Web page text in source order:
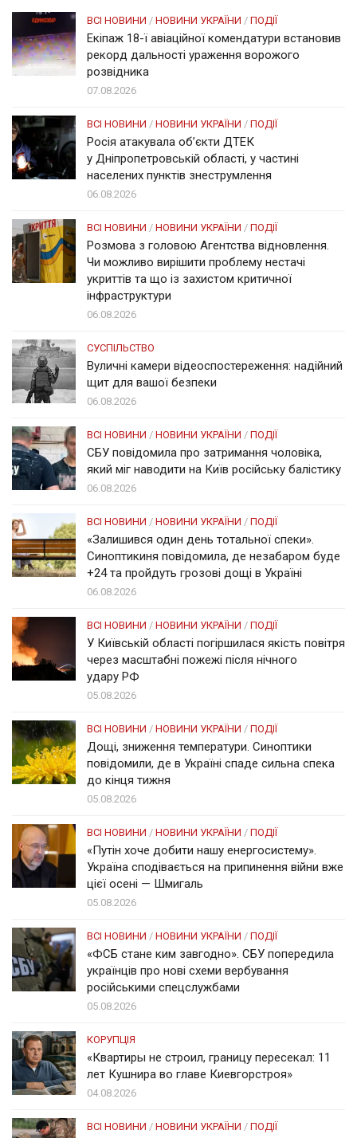
ВСІ НОВИНИ / НОВИНИ УКРАЇНИ / ПОДІЇ
Екіпаж 18-ї авіаційної комендатури встановив
рекорд дальності ураження ворожого
розвідника
07.08.2026
ВСІ НОВИНИ / НОВИНИ УКРАЇНИ / ПОДІЇ
Росія атакувала об’єкти ДТЕК
у Дніпропетровській області, у частині
населених пунктів знеструмлення
06.08.2026
ВСІ НОВИНИ / НОВИНИ УКРАЇНИ / ПОДІЇ
Розмова з головою Агентства відновлення.
Чи можливо вирішити проблему нестачі
укриттів та що із захистом критичної
інфраструктури
06.08.2026
СУСПІЛЬСТВО
Вуличні камери відеоспостереження: надійний
щит для вашої безпеки
06.08.2026
ВСІ НОВИНИ / НОВИНИ УКРАЇНИ / ПОДІЇ
СБУ повідомила про затримання чоловіка,
який міг наводити на Київ російську балістику
06.08.2026
ВСІ НОВИНИ / НОВИНИ УКРАЇНИ / ПОДІЇ
«Залишився один день тотальної спеки».
Синоптикиня повідомила, де незабаром буде
+24 та пройдуть грозові дощі в Україні
06.08.2026
ВСІ НОВИНИ / НОВИНИ УКРАЇНИ / ПОДІЇ
У Київській області погіршилася якість повітря
через масштабні пожежі після нічного
удару РФ
05.08.2026
ВСІ НОВИНИ / НОВИНИ УКРАЇНИ / ПОДІЇ
Дощі, зниження температури. Синоптики
повідомили, де в Україні спаде сильна спека
до кінця тижня
05.08.2026
ВСІ НОВИНИ / НОВИНИ УКРАЇНИ / ПОДІЇ
«Путін хоче добити нашу енергосистему».
Україна сподівається на припинення війни вже
цієї осені — Шмигаль
05.08.2026
ВСІ НОВИНИ / НОВИНИ УКРАЇНИ / ПОДІЇ
«ФСБ стане ким завгодно». СБУ попередила
українців про нові схеми вербування
російськими спецслужбами
05.08.2026
КОРУПЦІЯ
«Квартиры не строил, границу пересекал: 11
лет Кушнира во главе Киевгорстроя»
04.08.2026
ВСІ НОВИНИ / НОВИНИ УКРАЇНИ / ПОДІЇ